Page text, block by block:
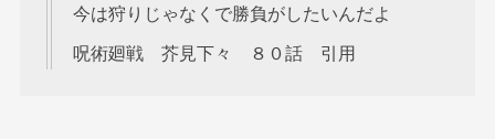
今は狩りじゃなくで勝負がしたいんだよ
呪術廻戦 芥見下々 ８０話 引用